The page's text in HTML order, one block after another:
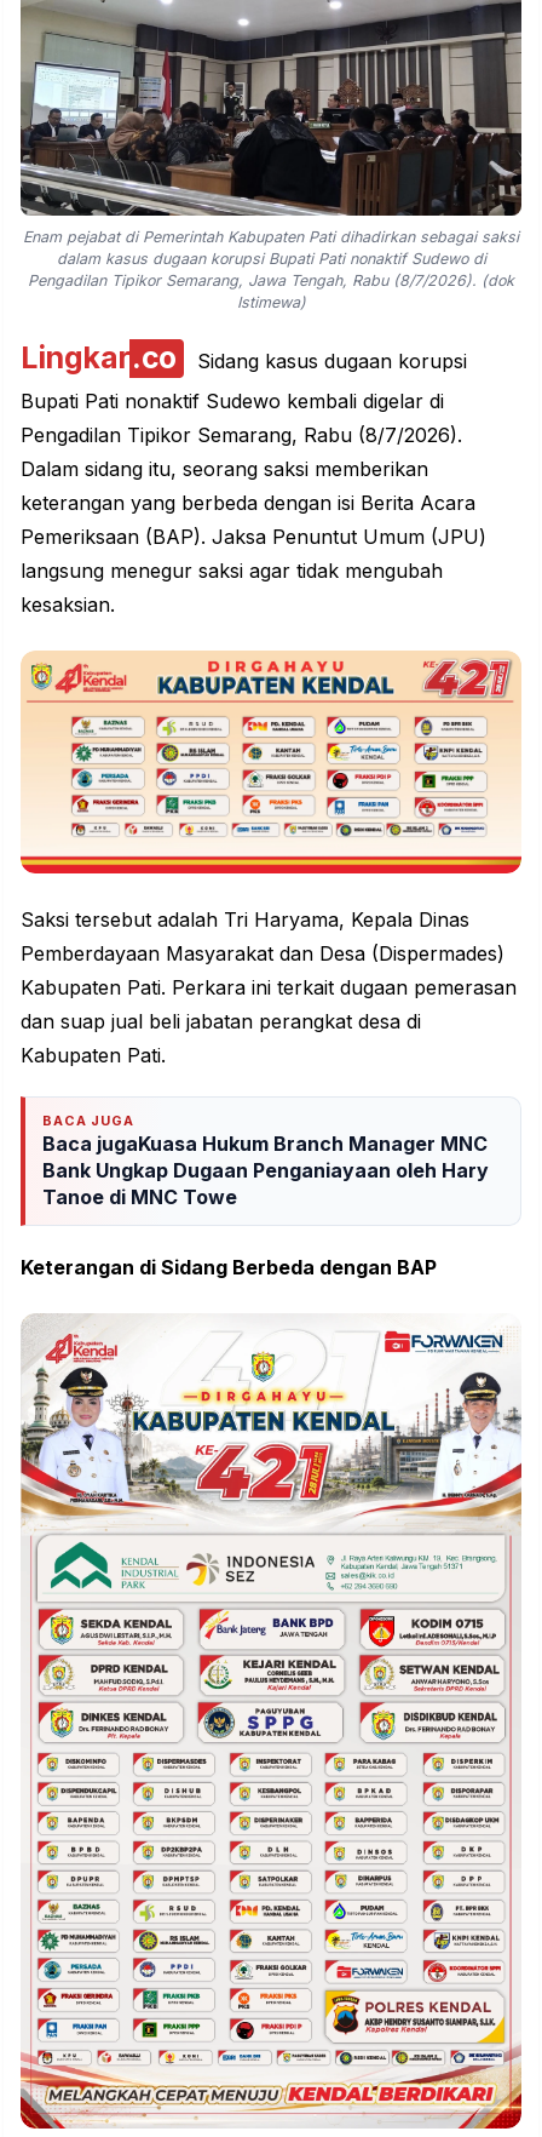
Enam pejabat di Pemerintah Kabupaten Pati dihadirkan sebagai saksi
dalam kasus dugaan korupsi Bupati Pati nonaktif Sudewo di
Pengadilan Tipikor Semarang, Jawa Tengah, Rabu (8/7/2026). (dok
Istimewa)
Lingkar.co
Sidang kasus dugaan korupsi
Bupati Pati nonaktif Sudewo kembali digelar di
Pengadilan Tipikor Semarang, Rabu (8/7/2026).
Dalam sidang itu, seorang saksi memberikan
keterangan yang berbeda dengan isi Berita Acara
Pemeriksaan (BAP). Jaksa Penuntut Umum (JPU)
langsung menegur saksi agar tidak mengubah
kesaksian.
Saksi tersebut adalah Tri Haryama, Kepala Dinas
Pemberdayaan Masyarakat dan Desa (Dispermades)
Kabupaten Pati. Perkara ini terkait dugaan pemerasan
dan suap jual beli jabatan perangkat desa di
Kabupaten Pati.
BACA JUGA
Baca jugaKuasa Hukum Branch Manager MNC
Bank Ungkap Dugaan Penganiayaan oleh Hary
Tanoe di MNC Towe
Keterangan di Sidang Berbeda dengan BAP